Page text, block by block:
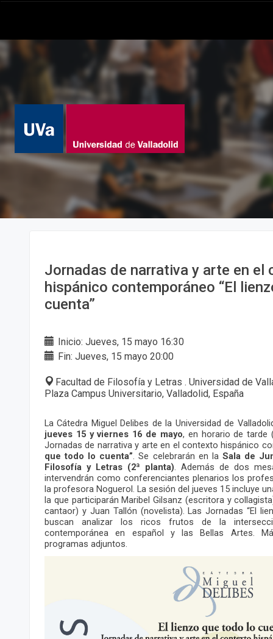
Jornadas de narrativa y arte en el
hispánico contemporáneo “El
cuenta”
Inicio: Jueves, 15 mayo 16:30
Fin: Jueves, 15 mayo 20:00
Facultad de Filosofía y Letras . Universidad de
Plaza Campus Universitario, Valladolid, España
La Cátedra Miguel Delibes de la Universidad de
jueves 15 y viernes 16 de mayo, en horario de tarde
Jornadas de narrativa y arte en el contexto hispánico
que todo lo cuenta”. Se celebrarán en la Sala de
Filosofía y Letras (2ª planta). Además de dos
intervendrán como conferenciantes plenarios los
la profesora Noguerol. La sesión del jueves 15 incluye
la que participarán Maribel Gilsanz (escritora y
cantaor) y Juan Tallón (novelista). Las Jornadas “El
buscan analizar los ricos frutos de la
contemporánea en español y las Bellas Artes.
programas adjuntos.